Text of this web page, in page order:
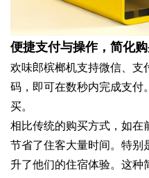
d
便捷支付与操作，简化
欢味郎槟榔机支持微信、支
码，即可在数秒内完成支付
买。
相比传统的购买方式，如在
节省了住客大量时间。特别
升了他们的住宿体验。这种